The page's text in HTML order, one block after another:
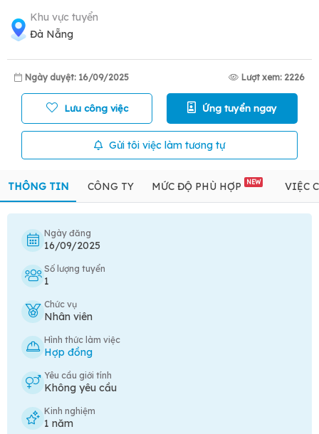
Khu vực tuyển
Đà Nẵng
Ngày duyệt: 16/09/2025 Lượt xem: 2226
Lưu công việc Ứng tuyển ngay
Gửi tôi việc làm tương tự
THÔNG TIN CÔNG TY MỨC ĐỘ PHÙ HỢP NEW VIỆC
Ngày đăng
16/09/2025
Số lượng tuyển
1
Chức vụ
Nhân viên
Hình thức làm việc
Hợp đồng
Yêu cầu giới tính
Không yêu cầu
Kinh nghiệm
1 năm